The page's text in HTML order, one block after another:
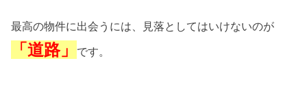
最高の物件に出会うには、見落としてはいけないのが
「道路」 です。